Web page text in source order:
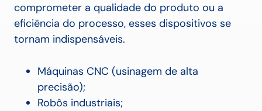
comprometer a qualidade do produto ou a
eficiência do processo, esses dispositivos se
tornam indispensáveis.
Máquinas CNC (usinagem de alta
precisão);
Robôs industriais;